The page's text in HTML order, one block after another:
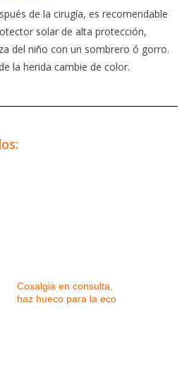
de la cirugía, es recomendable
solar de alta protección,
del niño con un sombrero ó gorro.
la herida cambie de color.
Coxalgia en consulta,
haz hueco para la eco